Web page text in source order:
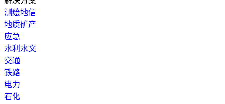
测绘地信
地质矿产
应急
水利水文
交通
铁路
电力
石化